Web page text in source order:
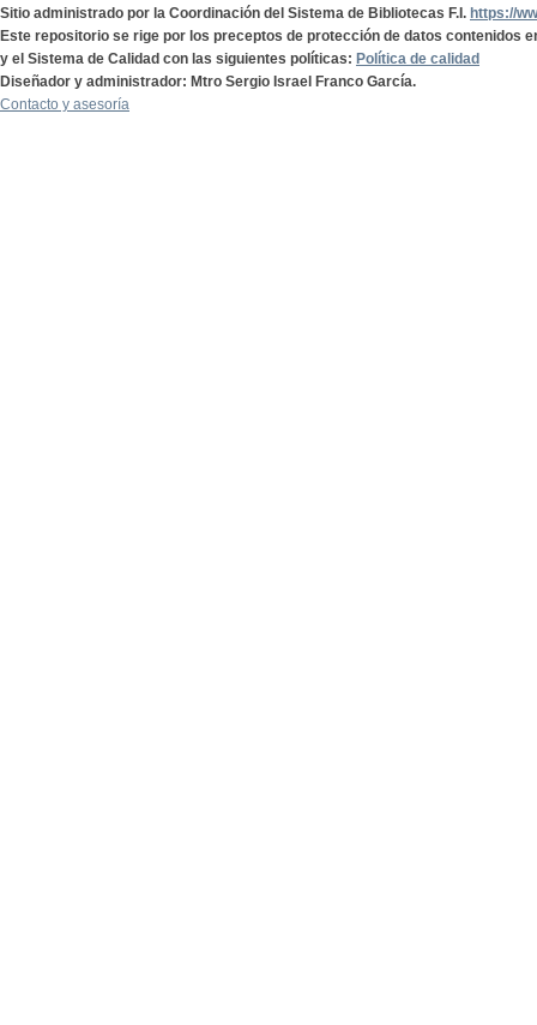
Sitio administrado por la Coordinación del Sistema de Bibliotecas F.I. https://
Este repositorio se rige por los preceptos de protección de datos contenidos
y el Sistema de Calidad con las siguientes políticas: Política de calidad
Diseñador y administrador: Mtro Sergio Israel Franco García.
Contacto y asesoría